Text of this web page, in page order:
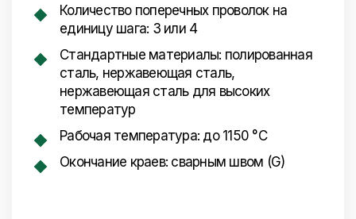
Количество поперечных проволок на
единицу шага: 3 или 4
Стандартные материалы: полированная
сталь, нержавеющая сталь,
нержавеющая сталь для высоких
температур
Рабочая температура: до 1150 °C
Окончание краев: сварным швом (G)